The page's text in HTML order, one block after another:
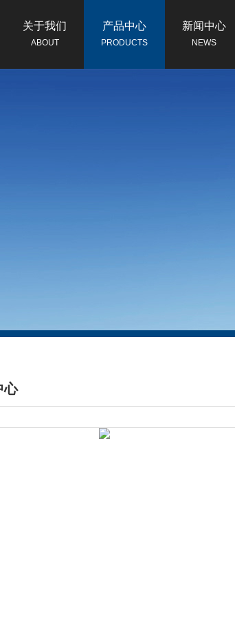
关于我们
ABOUT
产品中心
PRODUCTS
新闻中心
NEWS
心
CENTER